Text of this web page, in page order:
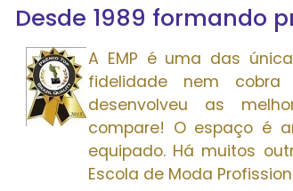
Desde 1989 formando
A EMP é uma das
fidelidade nem
desenvolveu as
compare! O espaço é
equipado. Há muitos
Escola de Moda